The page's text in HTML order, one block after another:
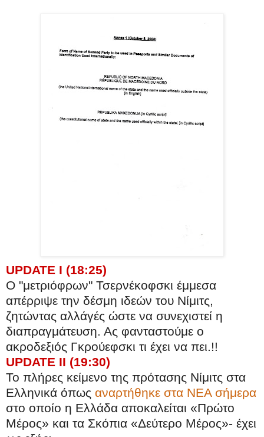
UPDATE I (18:25)
O "μετριόφρων" Τσερνέκοφσκι έμμεσα
απέρριψε την δέσμη ιδεών του Νίμιτς,
ζητώντας αλλάγές ώστε να συνεχιστεί η
διαπραγμάτευση. Ας φανταστούμε ο
ακροδεξιός Γκρούεφσκι τι έχει να πει.!!
UPDATE II (19:30)
Το πλήρες κείμενο της πρότασης Νίμιτς στα
Ελληνικά όπως αναρτήθηκε στα ΝΕΑ σήμερα
στο οποίο η Ελλάδα αποκαλείται «Πρώτο
Μέρος» και τα Σκόπια «Δεύτερο Μέρος»- έχει